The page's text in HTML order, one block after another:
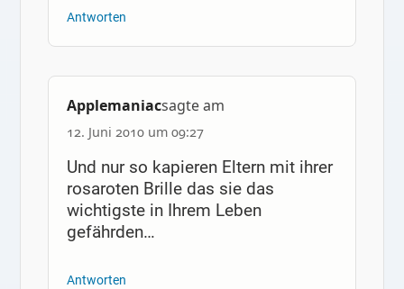
Antworten
Applemaniacsagte am
12. Juni 2010 um 09:27
Und nur so kapieren Eltern mit ihrer
rosaroten Brille das sie das
wichtigste in Ihrem Leben
gefährden…
Antworten